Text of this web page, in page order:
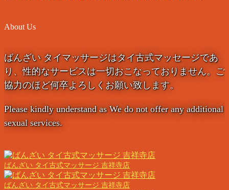
About Us
ばんざい タイマッサージはタイ古式マッセージであ
り、性的なサービスは一切おこなっておりません。ご
協力のほど何卒よろしくお願い致します。
Please kindly understand as We do not offer any additional
sexual services.
ばんざい タイ古式マッサージ 吉祥寺店
ばんざい タイ古式マッサージ 吉祥寺店